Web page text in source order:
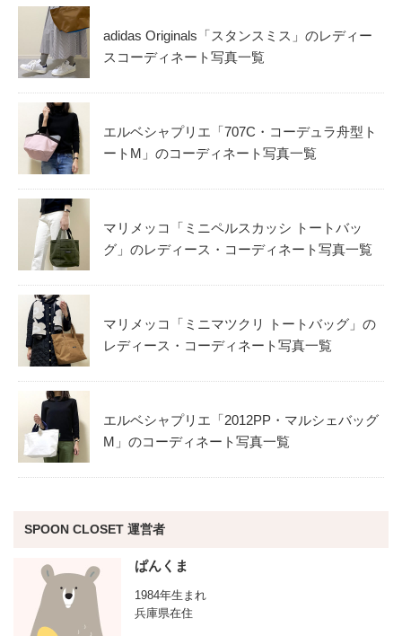
adidas Originals「スタンスミス」のレディー
スコーディネート写真一覧
エルベシャプリエ「707C・コーデュラ舟型ト
ートM」のコーディネート写真一覧
マリメッコ「ミニペルスカッシ トートバッ
グ」のレディース・コーディネート写真一覧
マリメッコ「ミニマツクリ トートバッグ」の
レディース・コーディネート写真一覧
エルベシャプリエ「2012PP・マルシェバッグ
M」のコーディネート写真一覧
SPOON CLOSET 運営者
ぱんくま
1984年生まれ
兵庫県在住